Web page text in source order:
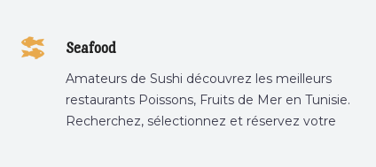
Seafood
Amateurs de Sushi découvrez les meilleurs
restaurants Poissons, Fruits de Mer en Tunisie.
Recherchez, sélectionnez et réservez votre